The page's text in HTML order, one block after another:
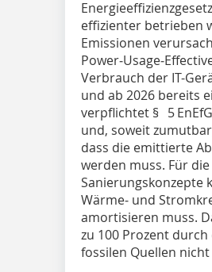
effizienter betrieben
Emissionen
Verbrauch der IT-
und ab 2026 bereits
verpflichtet § 5
und, soweit
dass die emittierte
werden muss. Für
Sanierungskonzepte
Wärme‑ und
amortisieren muss.
zu 100 Prozent
fossilen Quellen